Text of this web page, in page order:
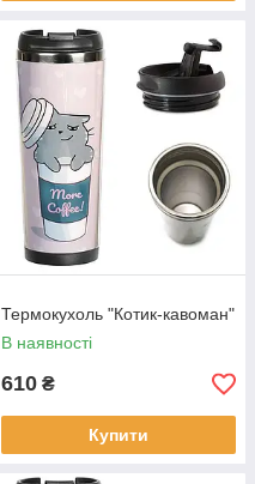
Термокухоль "Котик-кавоман"
В наявності
610 ₴
Купити